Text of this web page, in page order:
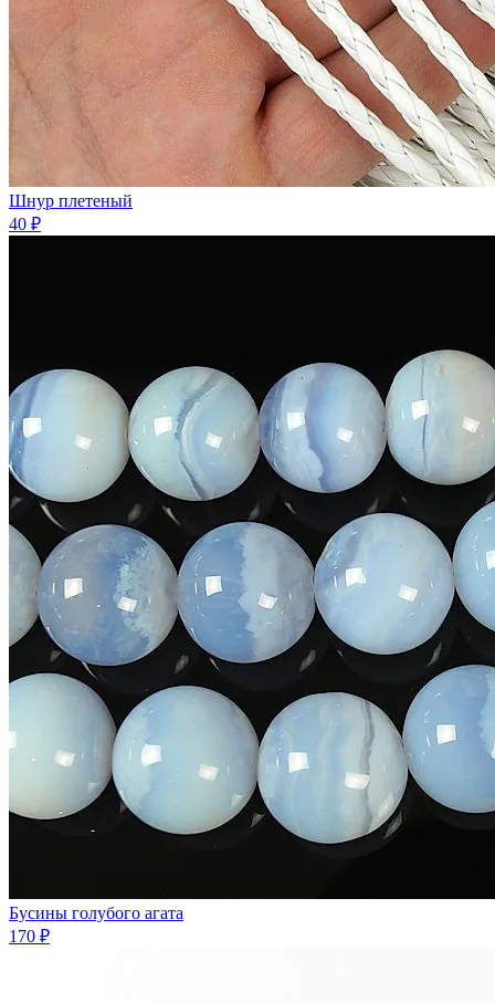
Шнур плетеный
40 ₽
Бусины голубого агата
170 ₽